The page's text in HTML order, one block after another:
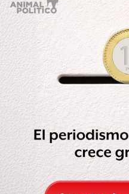
Cuando quedó libre, en
cumplía una condena a 40
llevaba 28 años)
por
Camarena.